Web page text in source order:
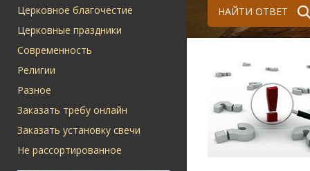
Церковное благочестие
Церковные праздники
Современность
Религии
Разное
Заказать требу онлайн
Заказать установку свечи
Не рассортированное
НАЙТИ ОТВЕТ